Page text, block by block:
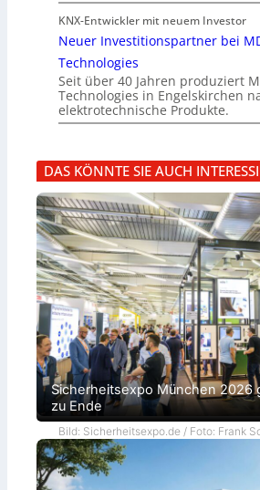
KNX-Entwickler mit neuem Investor
Neuer Investitionspartner bei
Technologies
Seit über 40 Jahren produziert
Technologies in Engelskirchen
elektrotechnische Produkte.
DAS KÖNNTE SIE AUCH
Sicherheitsexpo München 2026
zu Ende
Bild: Sicherheitsexpo.de / Foto: Frank